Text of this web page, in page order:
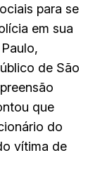
para se
em sua
de São
que
do
vítima de